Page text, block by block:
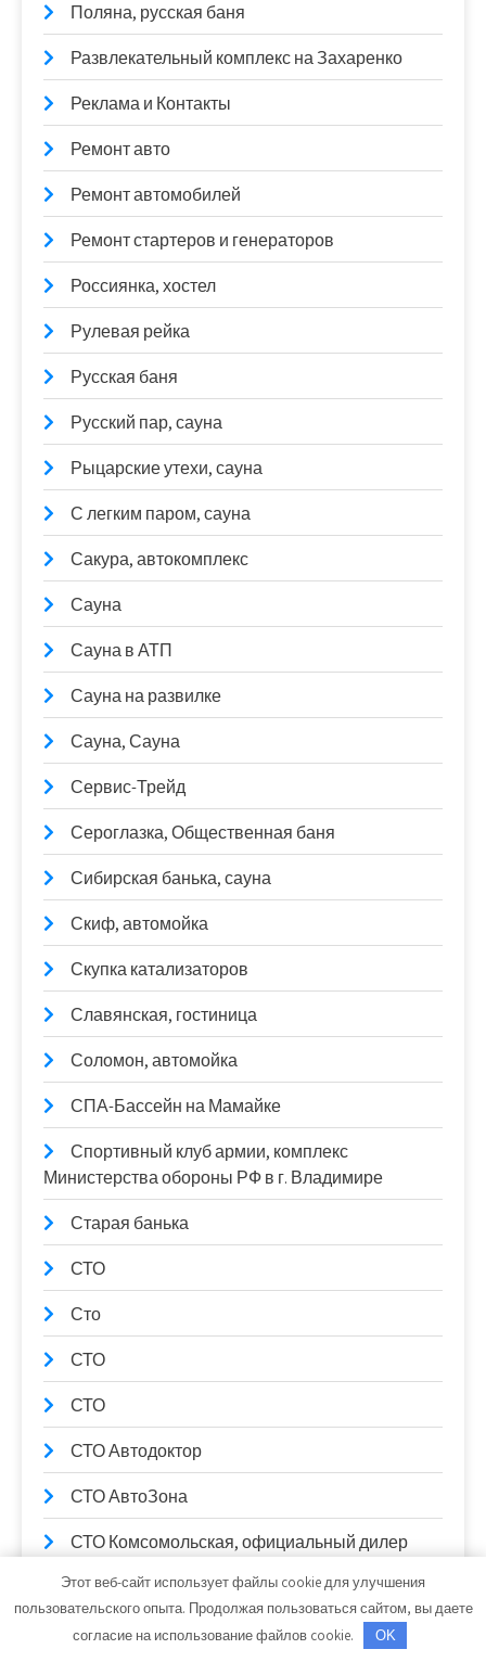
Поляна, русская баня
Развлекательный комплекс на Захаренко
Реклама и Контакты
Ремонт авто
Ремонт автомобилей
Ремонт стартеров и генераторов
Россиянка, хостел
Рулевая рейка
Русская баня
Русский пар, сауна
Рыцарские утехи, сауна
С легким паром, сауна
Сакура, автокомплекс
Сауна
Сауна в АТП
Сауна на развилке
Сауна, Сауна
Сервис-Трейд
Сероглазка, Общественная баня
Сибирская банька, сауна
Скиф, автомойка
Скупка катализаторов
Славянская, гостиница
Соломон, автомойка
СПА-Бассейн на Мамайке
Спортивный клуб армии, комплекс
Министерства обороны РФ в г. Владимире
Старая банька
СТО
Сто
СТО
СТО
СТО Автодоктор
СТО АвтоЗона
СТО Комсомольская, официальный дилер
СТО Космос
Этот веб-сайт использует файлы cookie для улучшения
пользовательского опыта. Продолжая пользоваться сайтом, вы даете
согласие на использование файлов cookie.
OK